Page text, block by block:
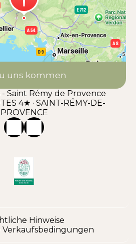
uns kommen
- Saint Rémy de Provence
4★ · SAINT-RÉMY-DE-
PROVENCE
Hinweise
Verkaufsbedingungen